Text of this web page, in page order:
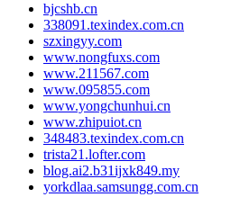
bjcshb.cn
338091.texindex.com.cn
szxingyy.com
www.nongfuxs.com
www.211567.com
www.095855.com
www.yongchunhui.cn
www.zhipuiot.cn
348483.texindex.com.cn
trista21.lofter.com
blog.ai2.b31ijxk849.my
yorkdlaa.samsungg.com.cn